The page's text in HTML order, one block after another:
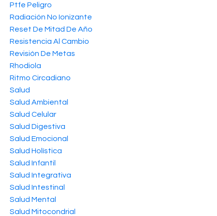
Ptfe Peligro
Radiación No Ionizante
Reset De Mitad De Año
Resistencia Al Cambio
Revisión De Metas
Rhodiola
Ritmo Circadiano
Salud
Salud Ambiental
Salud Celular
Salud Digestiva
Salud Emocional
Salud Holística
Salud Infantil
Salud Integrativa
Salud Intestinal
Salud Mental
Salud Mitocondrial